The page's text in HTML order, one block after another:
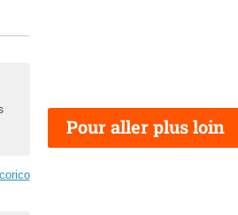
Pour aller plus loin